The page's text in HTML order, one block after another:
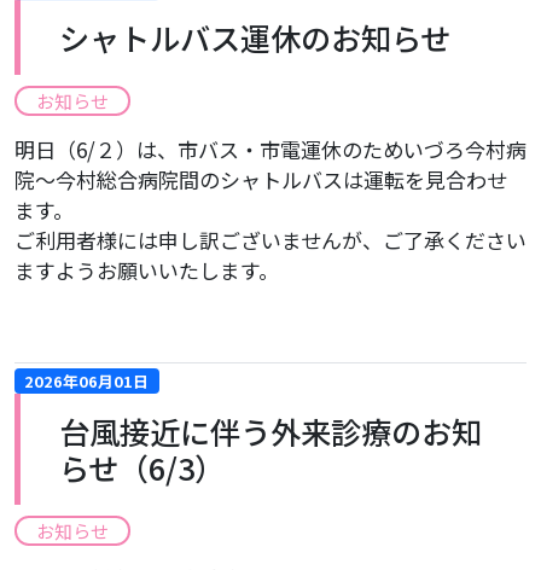
シャトルバス運休のお知らせ
お知らせ
明日（6/２）は、市バス・市電運休のためいづろ今村病
院～今村総合病院間のシャトルバスは運転を見合わせ
ます。
ご利用者様には申し訳ございませんが、ご了承ください
ますようお願いいたします。
2026年06月01日
台風接近に伴う外来診療のお知
らせ（6/3）
お知らせ